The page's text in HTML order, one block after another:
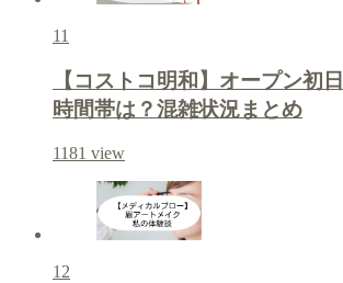
11
【コストコ明和】オープン初
時間帯は？混雑状況まとめ
1181 view
12